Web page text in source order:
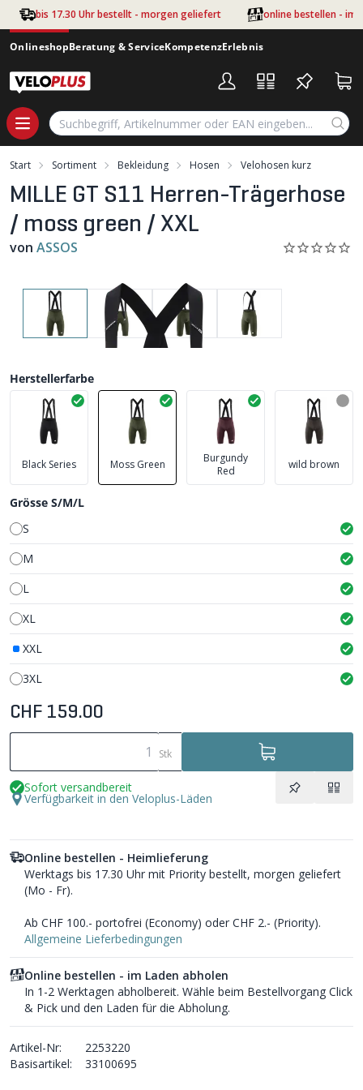
Zum Hauptinhalt springen
bis 17.30 Uhr bestellt - morgen geliefert online bestellen - im
OnlineshopBeratung & ServiceKompetenzErlebnis
Start Sortiment Bekleidung Hosen Velohosen kurz
MILLE GT S11 Herren-Trägerhose
/ moss green / XXL
von ASSOS
Herstellerfarbe
Black Series Moss Green
Burgundy
Red
wild brown
Grösse S/M/L
S
M
L
XL
XXL
3XL
CHF 159.00
Stk
Sofort versandbereit
Verfügbarkeit in den Veloplus-Läden
Online bestellen - Heimlieferung
Werktags bis 17.30 Uhr mit Priority bestellt, morgen geliefert
(Mo - Fr).
Ab CHF 100.- portofrei (Economy) oder CHF 2.- (Priority).
Allgemeine Lieferbedingungen
Online bestellen - im Laden abholen
In 1-2 Werktagen abholbereit. Wähle beim Bestellvorgang Click
& Pick und den Laden für die Abholung.
Artikel-Nr:
2253220
Basisartikel:
33100695